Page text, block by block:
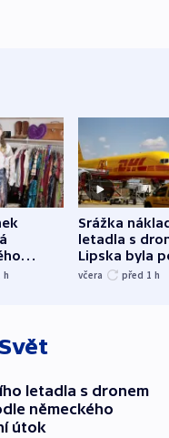
o
h
Srážka
letadla s
Lipska byla
německého
včera před 1 h
Svět
letadla s dronem
německého
útok